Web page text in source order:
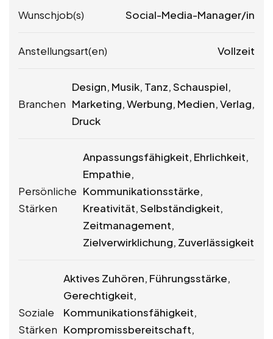
Wunschjob(s) Social-Media-Manager/in
Anstellungsart(en) Vollzeit
Branchen
Design, Musik, Tanz, Schauspiel,
Marketing, Werbung, Medien, Verlag,
Druck
Persönliche
Stärken
Anpassungsfähigkeit, Ehrlichkeit,
Empathie,
Kommunikationsstärke,
Kreativität, Selbständigkeit,
Zeitmanagement,
Zielverwirklichung, Zuverlässigkeit
Soziale
Stärken
Aktives Zuhören, Führungsstärke,
Gerechtigkeit,
Kommunikationsfähigkeit,
Kompromissbereitschaft,